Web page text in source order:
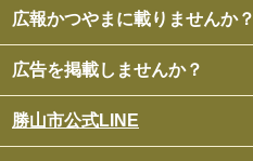
広報かつやまに載りませんか？
広告を掲載しませんか？
勝山市公式LINE